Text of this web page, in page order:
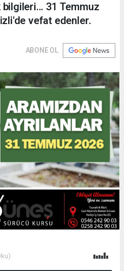
bilgileri... 31 Temmuz
vefat edenler.
ABONE OL